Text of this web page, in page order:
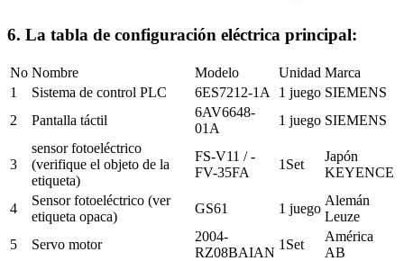
6. La tabla de configuración eléctrica principal:
No Nombre Modelo Unidad Marca
1
Sistema de control PLC 6ES7212-1A 1 juego SIEMENS
2
Pantalla táctil
6AV6648-
01A
1 juego SIEMENS
3
sensor fotoeléctrico
(verifique el objeto de la
etiqueta)
FS-V11 / -
FV-35FA
1Set
Japón
KEYENCE
4
Sensor fotoeléctrico (ver
etiqueta opaca)
GS61 1 juego
Alemán
Leuze
5
Servo motor
2004-
RZ08BAIAN
1Set
América
AB